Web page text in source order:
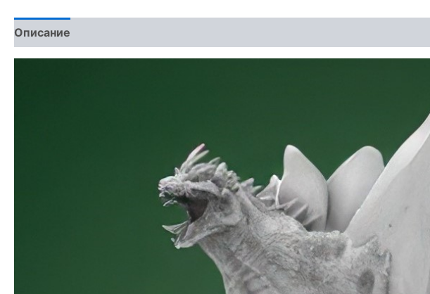
Описание